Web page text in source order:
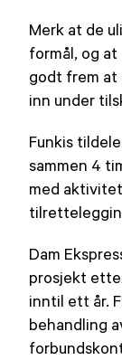
Merk at de
formål, og
godt frem
inn under
Funkis
sammen 4
med
Dam
prosjekt
inntil ett år.
behandling